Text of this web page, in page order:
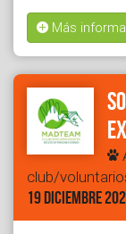
Más
club/
19 DICIEMBRE